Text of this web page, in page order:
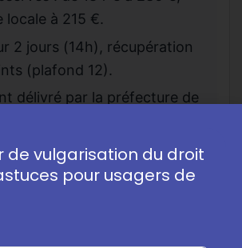
locale à 215 €.
2 jours (14h), récupération
(plafond 12).
délivré par la préfecture de
nationale.
un stage de sensibilisation à la
de vulgarisation du droit
pour usagers de